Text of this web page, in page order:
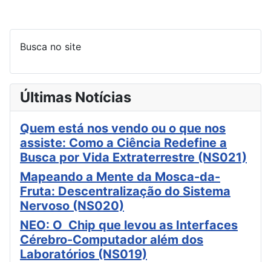
Busca no site
Últimas Notícias
Quem está nos vendo ou o que nos
assiste: Como a Ciência Redefine a
Busca por Vida Extraterrestre (NS021)
Mapeando a Mente da Mosca-da-
Fruta: Descentralização do Sistema
Nervoso (NS020)
NEO: O Chip que levou as Interfaces
Cérebro-Computador além dos
Laboratórios (NS019)